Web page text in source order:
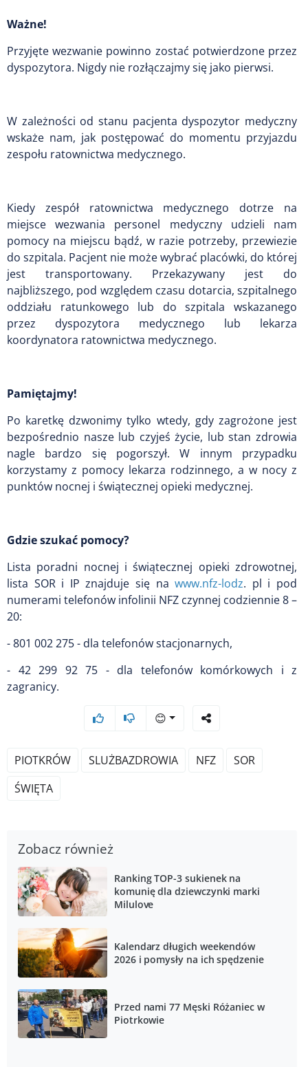
Ważne!
Przyjęte wezwanie powinno zostać potwierdzone przez
dyspozytora. Nigdy nie rozłączajmy się jako pierwsi.
W zależności od stanu pacjenta dyspozytor medyczny
wskaże nam, jak postępować do momentu przyjazdu
zespołu ratownictwa medycznego.
Kiedy zespół ratownictwa medycznego dotrze na
miejsce wezwania personel medyczny udzieli nam
pomocy na miejscu bądź, w razie potrzeby, przewiezie
do szpitala. Pacjent nie może wybrać placówki, do której
jest transportowany. Przekazywany jest do
najbliższego, pod względem czasu dotarcia, szpitalnego
oddziału ratunkowego lub do szpitala wskazanego
przez dyspozytora medycznego lub lekarza
koordynatora ratownictwa medycznego.
Pamiętajmy!
Po karetkę dzwonimy tylko wtedy, gdy zagrożone jest
bezpośrednio nasze lub czyjeś życie, lub stan zdrowia
nagle bardzo się pogorszył. W innym przypadku
korzystamy z pomocy lekarza rodzinnego, a w nocy z
punktów nocnej i świątecznej opieki medycznej.
Gdzie szukać pomocy?
Lista poradni nocnej i świątecznej opieki zdrowotnej,
lista SOR i IP znajduje się nawww.nfz-lodz. pl i pod
numerami telefonów infolinii NFZ czynnej codziennie 8 –
20:
- 801 002 275 - dla telefonów stacjonarnych,
- 42 299 92 75 - dla telefonów komórkowych i z
zagranicy.
😊
PIOTKRÓW SLUŻBAZDROWIA NFZ
SOR
ŚWIĘTA
Zobacz również
Ranking TOP-3 sukienek na
komunię dla dziewczynki marki
Milulove
Kalendarz długich weekendów
2026 i pomysły na ich spędzenie
Przed nami 77 Męski Różaniec w
Piotrkowie